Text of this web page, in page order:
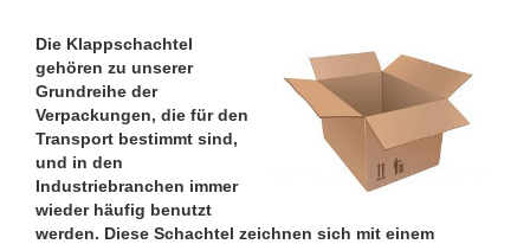
Die Klappschachtel
gehören zu unserer
Grundreihe der
Verpackungen, die für den
Transport bestimmt sind,
und in den
Industriebranchen immer
wieder häufig benutzt
werden. Diese Schachtel zeichnen sich mit einem